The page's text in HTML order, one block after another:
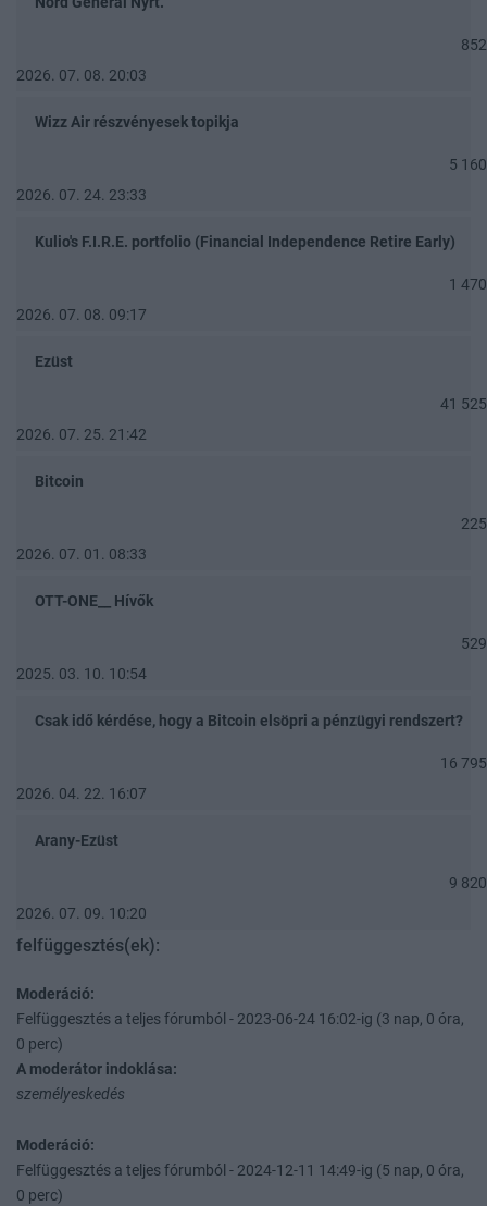
852
2026. 07. 08. 20:03
Wizz Air részvényesek topikja
5 160
2026. 07. 24. 23:33
Kulio's F.I.R.E. portfolio (Financial Independence Retire Early)
1 470
2026. 07. 08. 09:17
Ezüst
41 525
2026. 07. 25. 21:42
Bitcoin
225
2026. 07. 01. 08:33
OTT-ONE__ Hívők
529
2025. 03. 10. 10:54
Csak idő kérdése, hogy a Bitcoin elsöpri a pénzügyi rendszert?
16 795
2026. 04. 22. 16:07
Arany-Ezüst
9 820
2026. 07. 09. 10:20
felfüggesztés(ek):
Moderáció:
Felfüggesztés a teljes fórumból - 2023-06-24 16:02-ig (3 nap, 0 óra,
0 perc)
A moderátor indoklása:
személyeskedés
Moderáció:
Felfüggesztés a teljes fórumból - 2024-12-11 14:49-ig (5 nap, 0 óra,
0 perc)